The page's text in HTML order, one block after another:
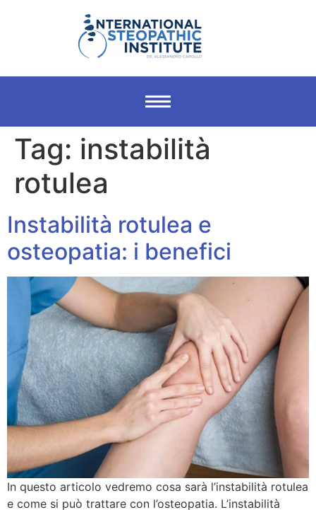
Tag: instabilità
rotulea
Instabilità rotulea e
osteopatia: i benefici
In questo articolo vedremo cosa sarà l’instabilità rotulea
e come si può trattare con l’osteopatia. L’instabilità